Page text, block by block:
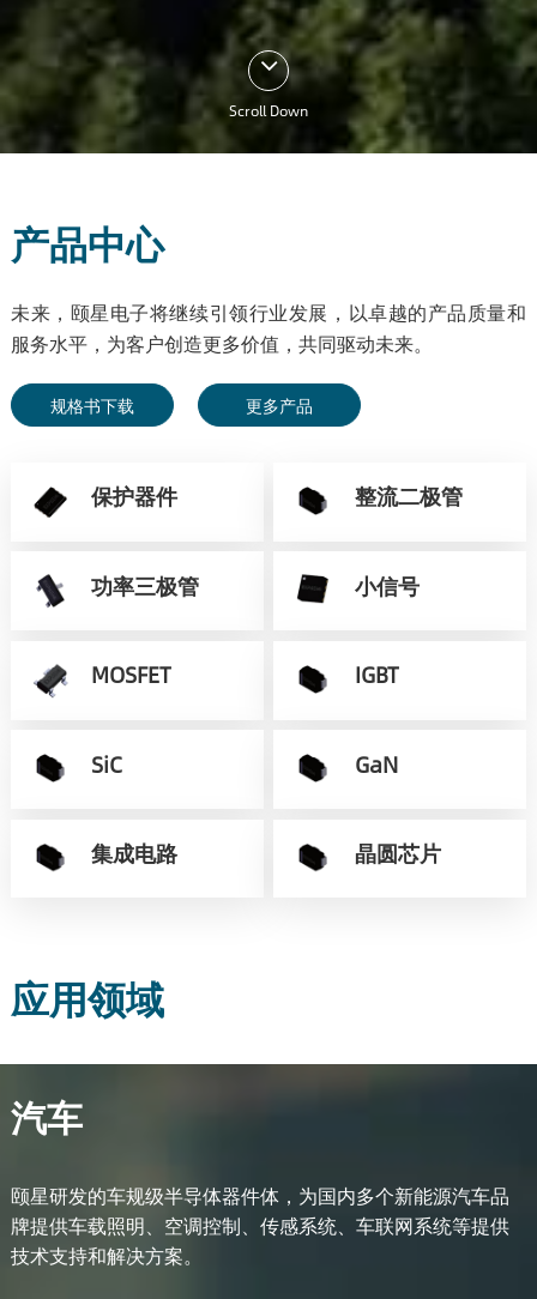
Scroll Down
产品中心
未来，颐星电子将继续引领行业发展，以卓越的产品质量和
服务水平，为客户创造更多价值，共同驱动未来。
规格书下载 更多产品
保护器件 整流二极管
功率三极管 小信号
MOSFET IGBT
SiC GaN
集成电路 晶圆芯片
应用领域
汽车
颐星研发的车规级半导体器件体，为国内多个新能源汽车品
牌提供车载照明、空调控制、传感系统、车联网系统等提供
技术支持和解决方案。